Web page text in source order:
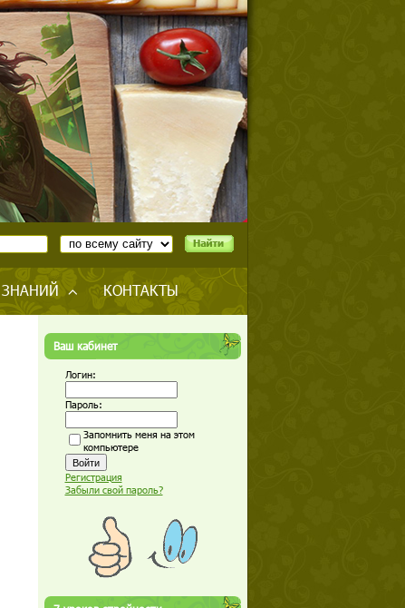
ЗНАНИЙ КОНТАКТЫ
Ваш кабинет
Логин:
Пароль:
Запомнить меня на этом
компьютере
Регистрация
Забыли свой пароль?